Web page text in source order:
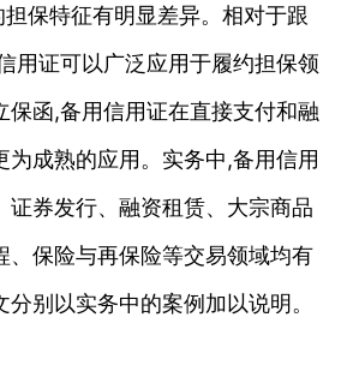
担保特征有明显差异。相对于跟
用证可以广泛应用于履约担保领
保函,备用信用证在直接支付和融
为成熟的应用。实务中,备用信用
证券发行、融资租赁、大宗商品
、保险与再保险等交易领域均有
分别以实务中的案例加以说明。